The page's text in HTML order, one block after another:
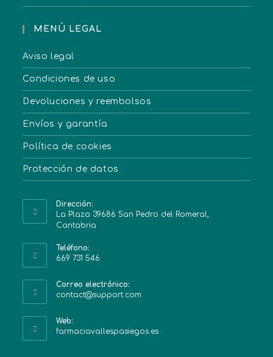
MENÚ LEGAL
Aviso legal
Condiciones de uso
Devoluciones y reembolsos
Envíos y garantía
Política de cookies
Protección de datos
Dirección:
La Plaza 39686 San Pedro del Romeral,
Cantabria
Teléfono:
669 731 546
Correo electrónico:
contact@support.com
Web:
farmaciavallespasiegos.es